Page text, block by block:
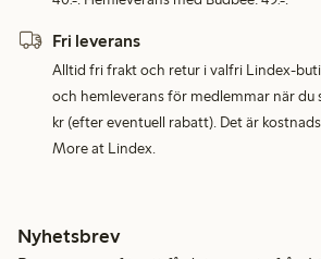
Fri leverans
Alltid fri frakt och retur i valfri Lindex-
och hemleverans för medlemmar när
kr (efter eventuell rabatt). Det är
More at Lindex.
Nyhetsbrev